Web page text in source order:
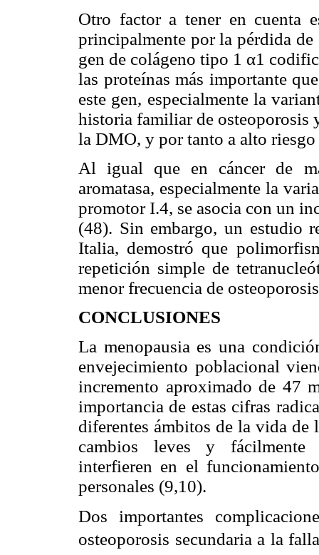
Otro factor a tener en cuenta
principalmente por la pérdida
gen de colágeno tipo 1 α1
las proteínas más importante
este gen, especialmente la
historia familiar de osteoporosis
la DMO, y por tanto a alto
Al igual que en cáncer de
aromatasa, especialmente la
promotor I.4, se asocia con un
(48). Sin embargo, un estudio
Italia, demostró que
repetición simple de
menor frecuencia de
CONCLUSIONES
La menopausia es una
envejecimiento poblacional
incremento aproximado de 47
importancia de estas cifras
diferentes ámbitos de la vida de
cambios leves y fácilmente
interfieren en el
personales (9,10).
Dos importantes
osteoporosis secundaria a la